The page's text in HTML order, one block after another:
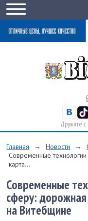
Дружите с
Главная → Новости →
Современные
карта...
Современные
сферу: дорожная
на Витебщине